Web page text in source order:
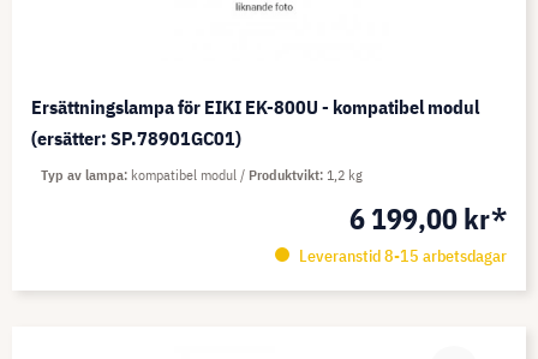
Ersättningslampa för EIKI EK-800U - kompatibel modul
(ersätter: SP.78901GC01)
6 199,00 kr*
Leveranstid 8-15 arbetsdagar
Typ av lampa kompatibel modul Produktvikt 1,2 kg